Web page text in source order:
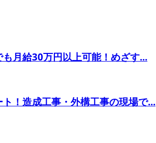
月給30万円以上可能！めざす...
ト！造成工事・外構工事の現場で...